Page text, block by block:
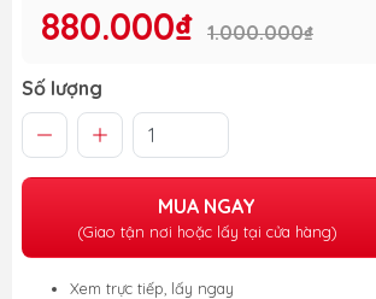
880.000₫ 1.000.000₫
Số lượng
MUA NGAY
(Giao tận nơi hoặc lấy tại cửa hàng)
Xem trực tiếp, lấy ngay